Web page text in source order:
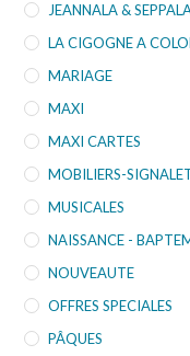
JEANNALA &
LA CIGOGNE A
MARIAGE
MAXI
MAXI CARTES
MOBILIERS-
MUSICALES
NAISSANCE -
NOUVEAUTE
OFFRES SPECIALES
PÂQUES